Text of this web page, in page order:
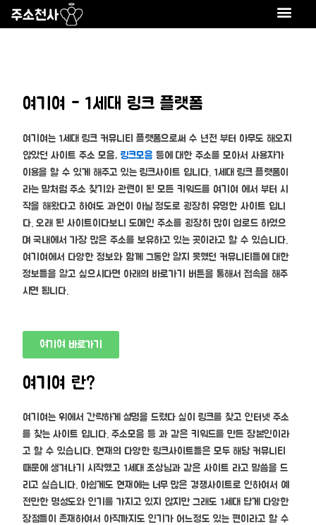
여기여 - 1세대 링크 플랫폼
여기여는 1세대 링크 커뮤니티 플랫폼으로써 수 년전 부터 아무도 해오지
않았던 사이트 주소 모음,링크모음 등에 대한 주소를 모아서 사용자가
이용을 할 수 있게 해주고 있는 링크사이트 입니다. 1세대 링크 플랫폼이
라는 말처럼 주소 찾기와 관련이 된 모든 키워드를 여기여 에서 부터 시
작을 해왔다고 하여도 과언이 아닐 정도로 굉장히 유명한 사이트 입니
다. 오래 된 사이트이다보니 도메인 주소를 굉장히 많이 업로드 하였으
며 국내에서 가장 많은 주소를 보유하고 있는 곳이라고 할 수 있습니다.
여기여에서 다양한 정보와 함께 그동안 알지 못했던 커뮤니티들에 대한
정보들을 알고 싶으시다면 아래의 바로가기 버튼을 통해서 접속을 해주
시면 됩니다.
여기여 바로가기
여기여 란?
여기여는 위에서 간략하게 설명을 드렸다 싶이 링크를 찾고 인터넷 주소
를 찾는 사이트 입니다. 주소모음 등 과 같은 키워드를 만든 장본인이라
고 할 수 있습니다. 현재의 다양한 링크사이트들은 모두 해당 커뮤니티
때문에 생겨나기 시작했고 1세대 조상님과 같은 사이트 라고 말씀을 드
리고 싶습니다. 아쉽게도 현재에는 너무 많은 경쟁사이트로 인하여서 예
전만한 명성도와 인기를 가지고 있지 않지만 그래도 1세대 답게 다양한
장점들이 존재하여서 아직까지도 인기가 어느정도 있는 편이라고 할 수